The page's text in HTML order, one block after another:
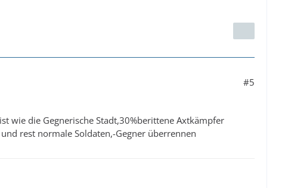
#5
wie die Gegnerische Stadt,30%berittene Axtkämpfer
rest normale Soldaten,-Gegner überrennen